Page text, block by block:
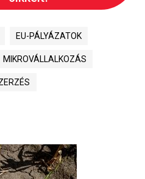
EU-PÁLYÁZATOK
MIKROVÁLLALKOZÁS